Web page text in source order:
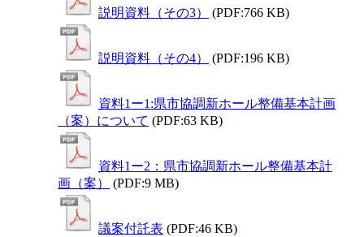
説明資料（その3） (PDF:766 KB)
説明資料（その4） (PDF:196 KB)
資料1ー1:県市協調新ホール整備基本計画
（案）について (PDF:63 KB)
資料1ー2：県市協調新ホール整備基本計
画（案）
(PDF:9 MB)
議案付託表 (PDF:46 KB)